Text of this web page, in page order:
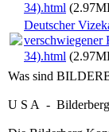
34).html
Deutscher
verschwiegener
34).html
Was sind
U S A -